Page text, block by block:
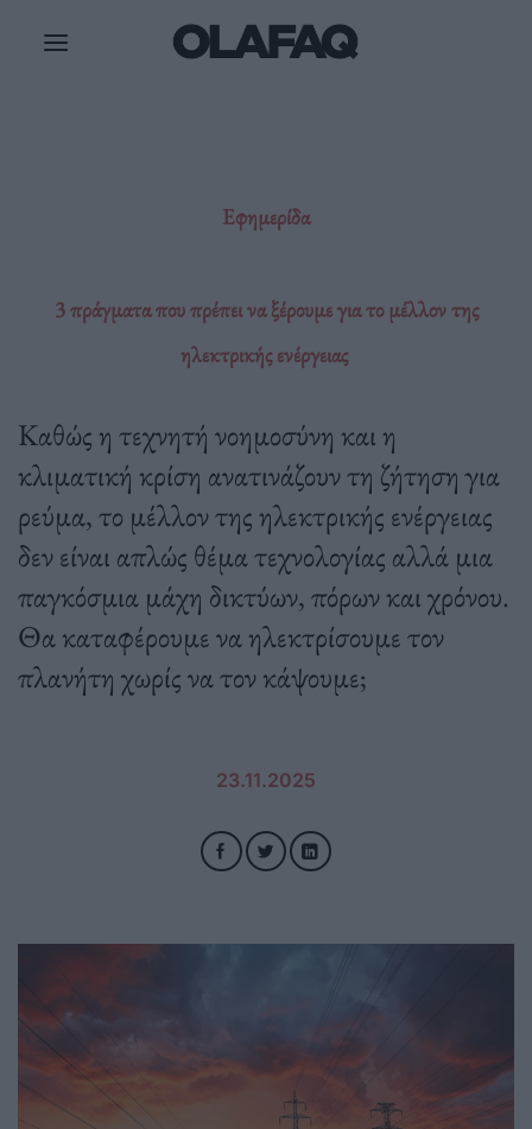
Εφημερίδα
3 πράγματα που πρέπει να ξέρουμε για το μέλλον της
ηλεκτρικής ενέργειας
Καθώς η τεχνητή νοημοσύνη και η
κλιματική κρίση ανατινάζουν τη ζήτηση για
ρεύμα, το μέλλον της ηλεκτρικής ενέργειας
δεν είναι απλώς θέμα τεχνολογίας αλλά μια
παγκόσμια μάχη δικτύων, πόρων και χρόνου.
Θα καταφέρουμε να ηλεκτρίσουμε τον
πλανήτη χωρίς να τον κάψουμε;
23.11.2025